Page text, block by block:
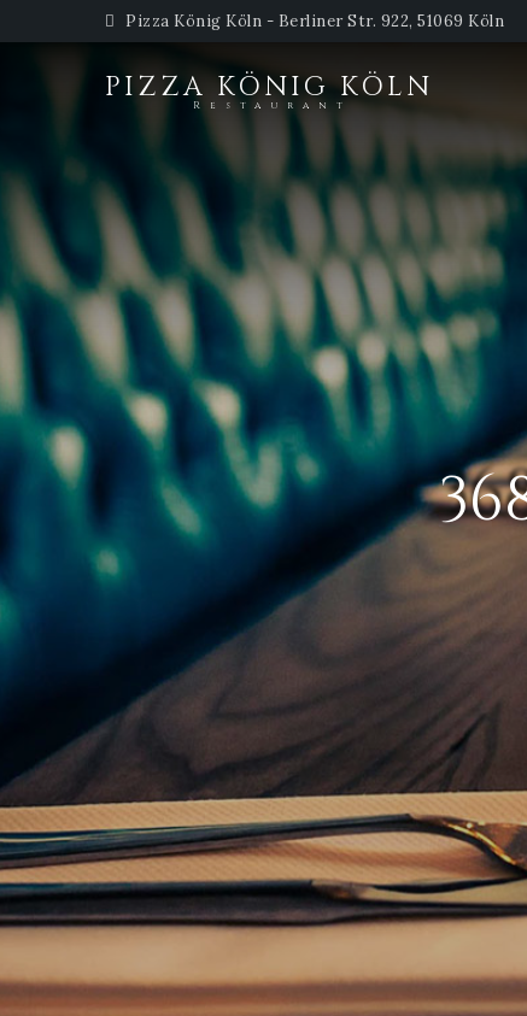
Pizza König Köln - Berliner Str. 922, 51069 Köln
PIZZA KÖNIG KÖLN
Restaurant